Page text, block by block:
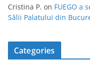
Cristina P. on FUEGO a
Sălii Palatului din
Categories